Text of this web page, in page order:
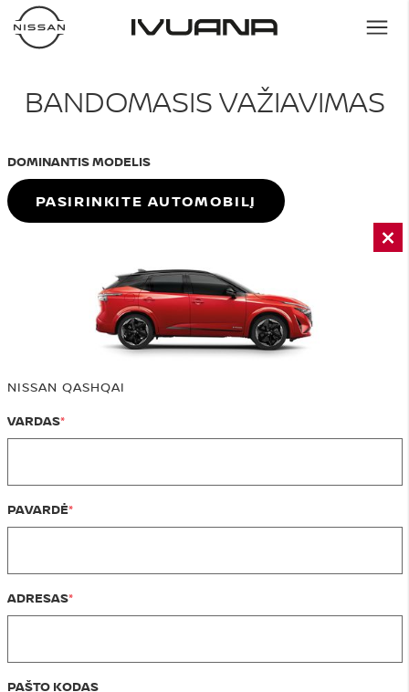
BANDOMASIS VAŽIAVIMAS
DOMINANTIS MODELIS
PASIRINKITE AUTOMOBILĮ
NISSAN QASHQAI
VARDAS
PAVARDĖ
ADRESAS
PAŠTO KODAS